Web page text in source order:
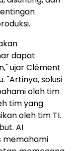
dapat
ujar Clément
"Artinya, solusi
oleh tim
tim yang
oleh tim TI.
AI
memahami